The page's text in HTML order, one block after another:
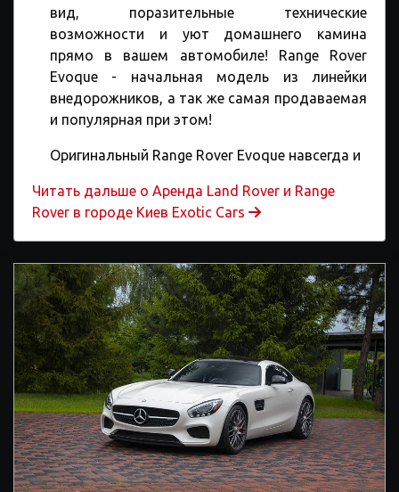
вид, поразительные технические
возможности и уют домашнего камина
прямо в вашем автомобиле! Range Rover
Evoque - начальная модель из линейки
внедорожников, а так же самая продаваемая
и популярная при этом!
Оригинальный Range Rover Evoque навсегда и
Читать дальше o Аренда Land Rover и Range
Rover в городе Киев Exotic Cars